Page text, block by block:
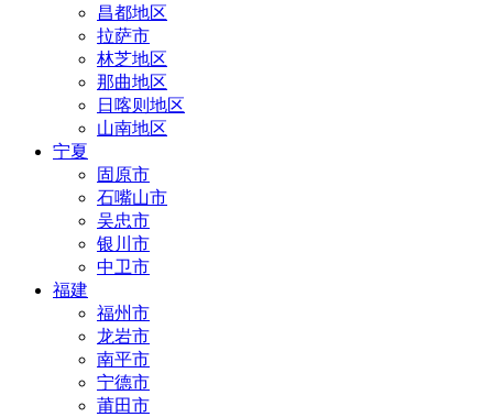
昌都地区
拉萨市
林芝地区
那曲地区
日喀则地区
山南地区
宁夏
固原市
石嘴山市
吴忠市
银川市
中卫市
福建
福州市
龙岩市
南平市
宁德市
莆田市